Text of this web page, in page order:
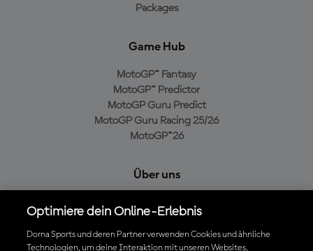
Packages
Game Hub
MotoGP™ Fantasy
MotoGP™ Predictor
MotoGP Guru Predict
MotoGP Guru Racing 25/26
MotoGP™26
Über uns
Cookie-Richtlinien
Geschäftsbedingungen
Optimiere dein Online-Erlebnis
Dorna Sports und deren Partner verwenden Cookies und ähnliche
Technologien, um deine Interaktion mit unseren Websites,